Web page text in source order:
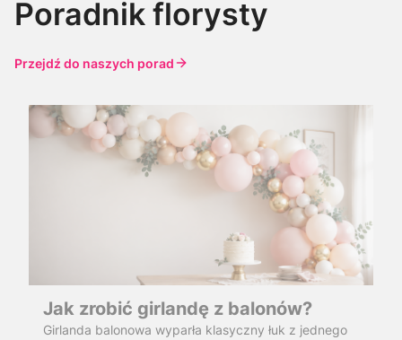
Poradnik florysty
Przejdź do naszych porad
Jak zrobić girlandę z balonów?
Girlanda balonowa wyparła klasyczny łuk z jednego